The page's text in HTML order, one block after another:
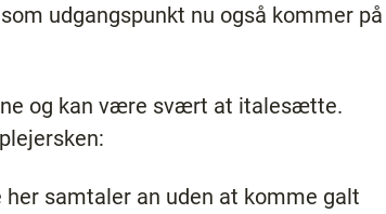
udgangspunkt nu også kommer på
og kan være svært at italesætte.
samtaler an uden at komme galt